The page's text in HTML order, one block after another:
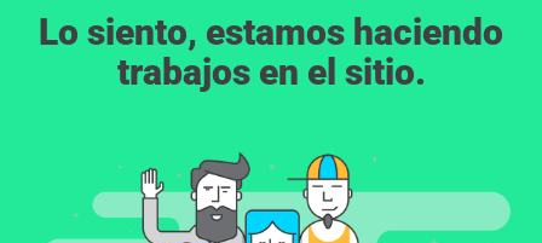
Lo siento, estamos haciendo
trabajos en el sitio.